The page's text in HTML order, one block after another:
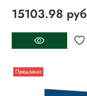
15103.98 руб
Предзаказ